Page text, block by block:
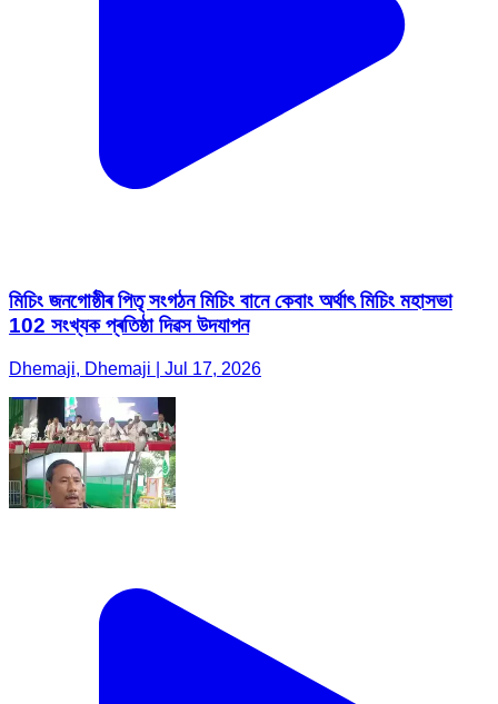
মিচিং জনগোষ্ঠীৰ পিতৃ সংগঠন মিচিং বানে কেবাং অৰ্থাৎ মিচিং মহাসভা
102 সংখ্যক প্ৰতিষ্ঠা দিৱস উদযাপন
Dhemaji, Dhemaji | Jul 17, 2026